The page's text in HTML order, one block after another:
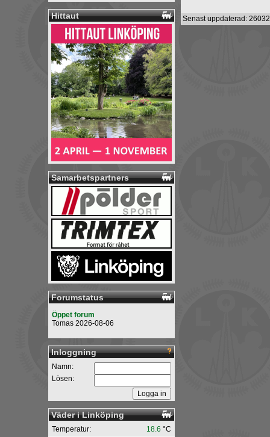
Hittaut
Samarbetspartners
Forumstatus
Öppet forum
Tomas 2026-08-06
Inloggning
Namn:
Lösen:
Väder i Linköping
18.6 °C
Temperatur:
Senast uppdaterad: